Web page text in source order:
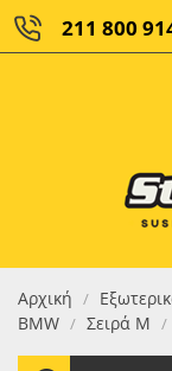
211 800
Αρχική /
BMW / Σειρά M /